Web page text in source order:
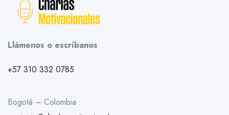
Llámenos o escríbanos
+57 310 332 0785
Bogotá – Colombia